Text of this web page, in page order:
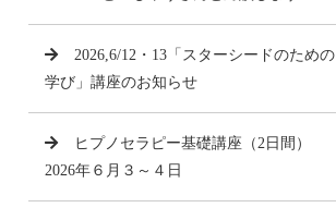
2026,6/12・13「スターシードのための
学び」講座のお知らせ
ヒプノセラピー基礎講座（2日間）
2026年６月３～４日